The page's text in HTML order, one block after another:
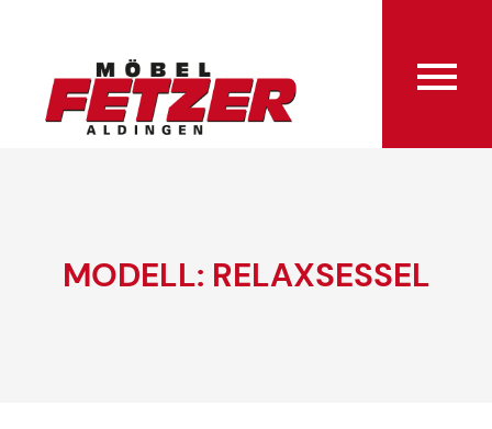
MODELL: RELAXSESSEL